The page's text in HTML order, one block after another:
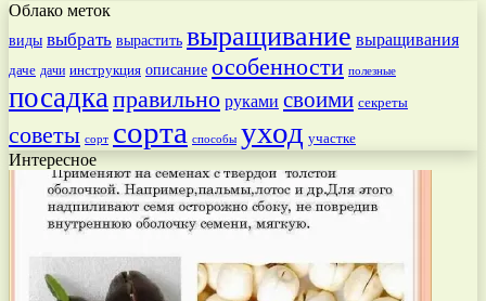
Облако меток
виды выбрать вырастить выращивание выращивания
даче дачи инструкция описание особенности полезные
посадкаправильно руками своими секреты
советы сорт сорта способы уход участке
Интересное